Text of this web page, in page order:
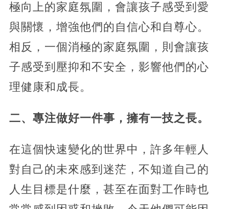
極向上的家庭氛圍，會讓孩子感受到愛
與關懷，增強他們的自信心和自尊心。
相反，一個消極的家庭氛圍，則會讓孩
子感受到壓抑和不安全，影響他們的心
理健康和成長。
二、專注做好一件事，擁有一技之長。
在這個快速變化的世界中，許多年輕人
對自己的未來感到迷茫，不知道自己的
人生目標是什麼，甚至在面對工作時也